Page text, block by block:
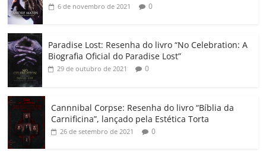
6 de novembro de 2021 0
Paradise Lost: Resenha do livro “No Celebration: A
Biografia Oficial do Paradise Lost”
29 de outubro de 2021 0
Cannnibal Corpse: Resenha do livro “Bíblia da
Carnificina”, lançado pela Estética Torta
26 de setembro de 2021 0